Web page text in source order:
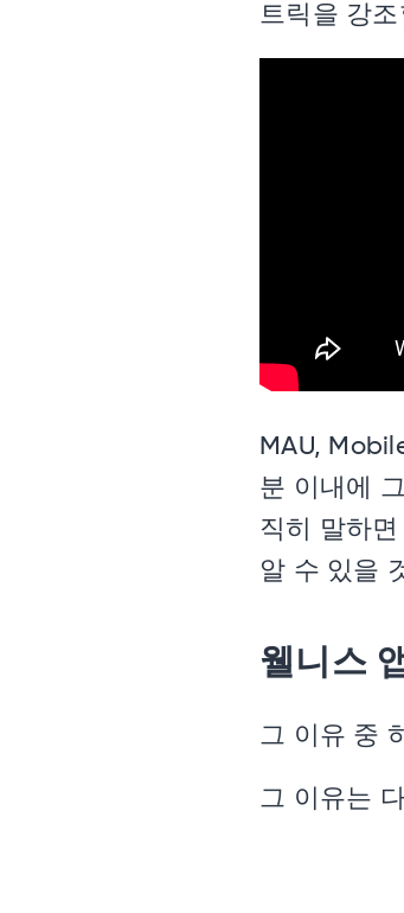
트릭을 강
MAU,
분 이내에
직히 말하
알 수 있을
웰니스
그 이유 중
그 이유는